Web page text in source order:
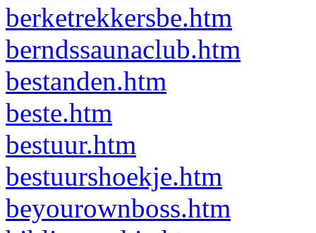
berketrekkersbe.htm
berndssaunaclub.htm
bestanden.htm
beste.htm
bestuur.htm
bestuurshoekje.htm
beyourownboss.htm